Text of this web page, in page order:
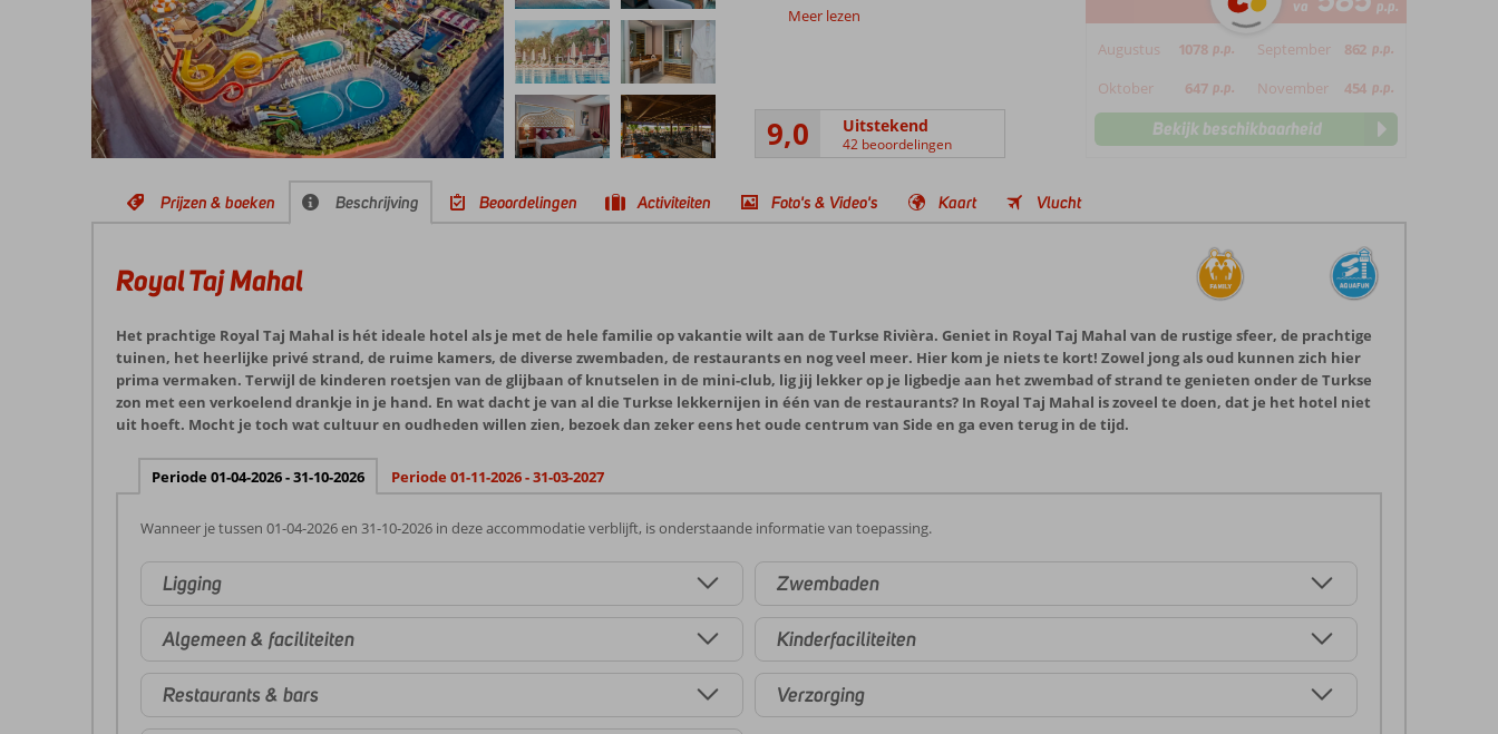
Meer lezen
9,0 Uitstekend
42 beoordelingen
va p.p.
Augustus 1078 p.p. September 862 p.p.
Oktober 647 p.p. November 454 p.p.
Bekijk beschikbaarheid
Prijzen & boeken Beschrijving Beoordelingen Activiteiten Foto's & Video's Kaart Vlucht
Royal Taj Mahal
Het prachtige Royal Taj Mahal is hét ideale hotel als je met de hele familie op vakantie wilt aan de Turkse Rivièra. Geniet in Royal Taj Mahal van de rustige sfeer, de prachtige
tuinen, het heerlijke privé strand, de ruime kamers, de diverse zwembaden, de restaurants en nog veel meer. Hier kom je niets te kort! Zowel jong als oud kunnen zich hier
prima vermaken. Terwijl de kinderen roetsjen van de glijbaan of knutselen in de mini-club, lig jij lekker op je ligbedje aan het zwembad of strand te genieten onder de Turkse
zon met een verkoelend drankje in je hand. En wat dacht je van al die Turkse lekkernijen in één van de restaurants? In Royal Taj Mahal is zoveel te doen, dat je het hotel niet
uit hoeft. Mocht je toch wat cultuur en oudheden willen zien, bezoek dan zeker eens het oude centrum van Side en ga even terug in de tijd.
Periode 01-04-2026 - 31-10-2026 Periode 01-11-2026 - 31-03-2027
Wanneer je tussen 01-04-2026 en 31-10-2026 in deze accommodatie verblijft, is onderstaande informatie van toepassing.
Ligging
Algemeen & faciliteiten
Restaurants & bars
Zwembaden
Kinderfaciliteiten
Verzorging